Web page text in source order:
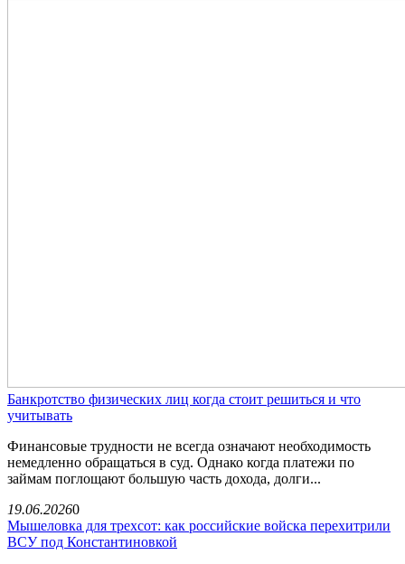
Банкротство физических лиц когда стоит решиться и что
учитывать
Финансовые трудности не всегда означают необходимость
немедленно обращаться в суд. Однако когда платежи по
займам поглощают большую часть дохода, долги...
19.06.20260
Мышеловка для трехсот: как российские войска перехитрили
ВСУ под Константиновкой